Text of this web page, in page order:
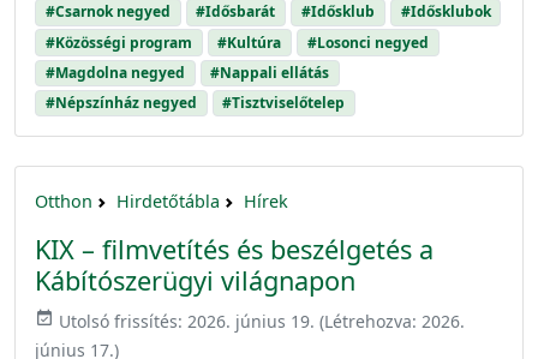
#Csarnok negyed #Idősbarát #Idősklub
#Idősklubok
#Közösségi program
#Kultúra
#Losonci negyed
#Magdolna negyed
#Nappali ellátás
#Népszínház negyed
#Tisztviselőtelep
Otthon Hirdetőtábla Hírek
KIX – filmvetítés és beszélgetés a
Kábítószerügyi világnapon
event_available Utolsó frissítés: 2026. június 19. (Létrehozva: 2026.
június 17.)